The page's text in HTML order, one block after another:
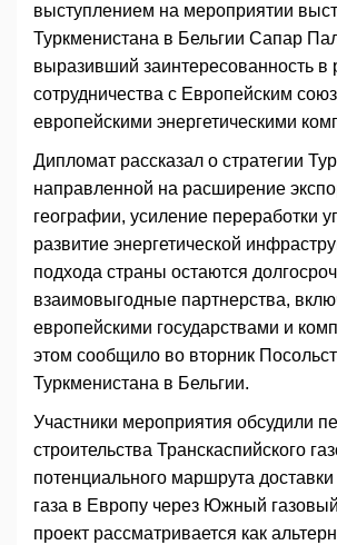
выступлением на мероприятии
Туркменистана в Бельгии Сапар
выразивший заинтересованность в
сотрудничества с Европейским
европейскими энергетическими
Дипломат рассказал о стратегии
направленной на расширение
географии, усиление переработки
развитие энергетической
подхода страны остаются
взаимовыгодные партнерства,
европейскими государствами и
этом сообщило во вторник
Туркменистана в Бельгии.
Участники мероприятия обсудили
строительства Транскаспийского
потенциального маршрута доставки
газа в Европу через Южный
проект рассматривается как